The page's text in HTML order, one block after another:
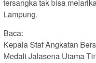
tersangka tak bisa
Lampung.
Baca:
Kepala Staf Angkatan
Medali Jalasena Utama